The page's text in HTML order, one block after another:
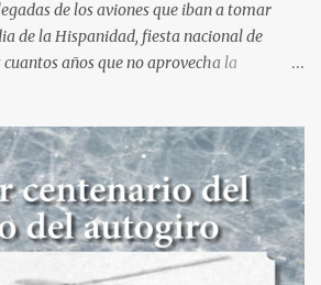
de los aviones que iban a tomar
de la Hispanidad, fiesta nacional de
años que no aprovecha la
aterrizaje) pero... no es lo mismo :-) La cita
la mañana en el control de seguridad de
100 personas haciendo cola para
Una vez dentro, como otras
los coches en una zona común desde la
en autobuses por el interior de la base. La